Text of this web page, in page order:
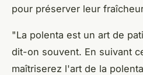
pour préserver leur
"La polenta est un art de
dit-on souvent. En suivant
maîtriserez l'art de la